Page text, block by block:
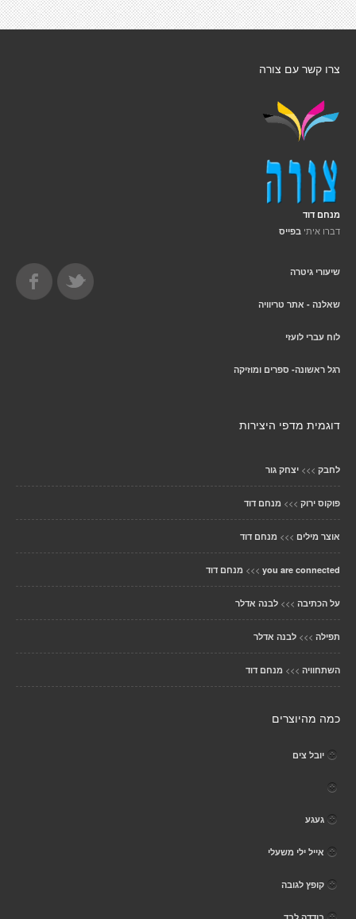
צרו קשר עם צורה
מנחם דוד
דברו איתי בפייס
שיעורי גיטרה
שאלנה - אתר טריוויה
לוח עברי לועזי
רגל ראשונה- ספרים ומוזיקה
דוגמית מדפי היצירות
לחבק >>> יצחק גור
פוקוס ירוק >>> מנחם דוד
אוצר מילים >>> מנחם דוד
you are connected
>>> מנחם דוד
על הכתיבה >>> לבנה אדלר
תפילה >>> לבנה אדלר
השתחוויה >>> מנחם דוד
כמה מהיוצרים
יובל צים
געגע
אייל ילי משעלי
קופץ לגובה